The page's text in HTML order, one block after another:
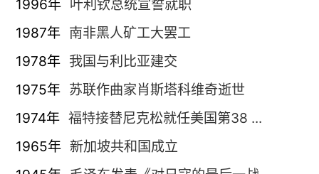
1996年 叶利钦总统宣誓就职
1987年 南非黑人矿工大罢工
1978年 我国与利比亚建交
1975年 苏联作曲家肖斯塔科维奇逝世
1974年 福特接替尼克松就任美国第38 ...
1965年 新加坡共和国成立